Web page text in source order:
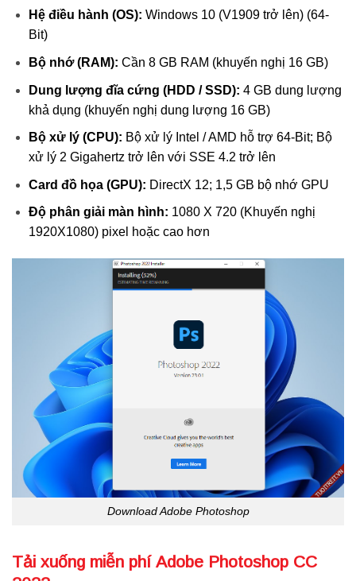
Hệ điều hành (OS): Windows 10 (V1909 trở lên) (64-
Bit)
Bộ nhớ (RAM): Cần 8 GB RAM (khuyến nghị 16 GB)
Dung lượng đĩa cứng (HDD / SSD): 4 GB dung lượng
khả dụng (khuyến nghị dung lượng 16 GB)
Bộ xử lý (CPU): Bộ xử lý Intel / AMD hỗ trợ 64-Bit; Bộ
xử lý 2 Gigahertz trở lên với SSE 4.2 trở lên
Card đồ họa (GPU): DirectX 12; 1,5 GB bộ nhớ GPU
Độ phân giải màn hình: 1080 X 720 (Khuyến nghị
1920X1080) pixel hoặc cao hơn
Download Adobe Photoshop
Tải xuống miễn phí Adobe Photoshop CC